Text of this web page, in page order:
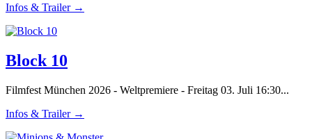
Infos & Trailer →
Block 10
Filmfest München 2026 - Weltpremiere - Freitag 03. Juli 16:30...
Infos & Trailer →